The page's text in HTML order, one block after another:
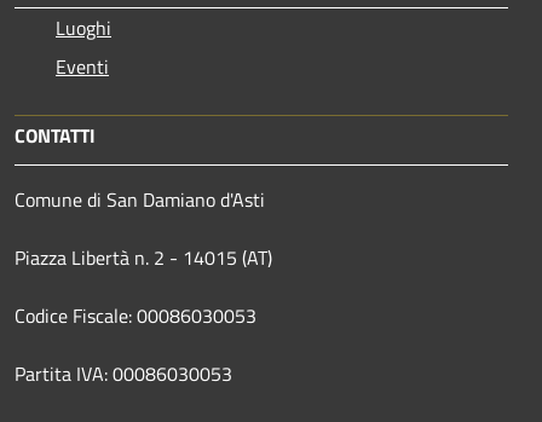
Luoghi
Eventi
CONTATTI
Comune di San Damiano d'Asti
Piazza Libertà n. 2 - 14015 (AT)
Codice Fiscale: 00086030053
Partita IVA: 00086030053